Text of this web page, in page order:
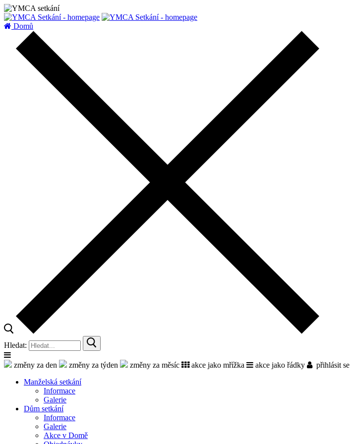
Domů
Hledat:
změny za den změny za týden změny za měsíc akce jako mřížka akce jako řádky přihlásit se
Manželská setkání
Informace
Galerie
Dům setkání
Informace
Galerie
Akce v Domě
zatížení serveru